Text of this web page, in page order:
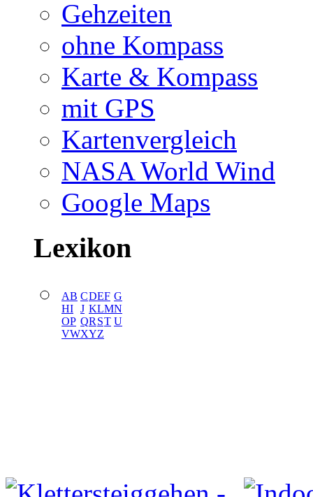
Gehzeiten
ohne Kompass
Karte & Kompass
mit GPS
Kartenvergleich
NASA World Wind
Google Maps
Lexikon
AB CDEF G
HI J KLMN
OP QR ST U
VWXYZ